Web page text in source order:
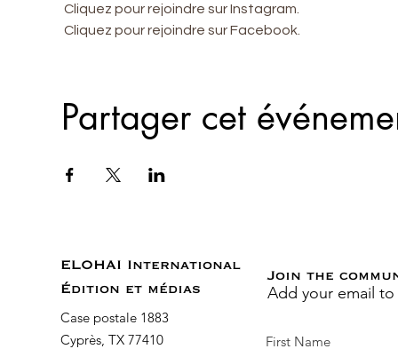
Cliquez pour rejoindre sur Instagram.
Cliquez pour rejoindre sur Facebook.
Partager cet
ELOHAI International
Édition et médias
Case postale 1883
Cyprès, TX 77410
Join the
Add your email